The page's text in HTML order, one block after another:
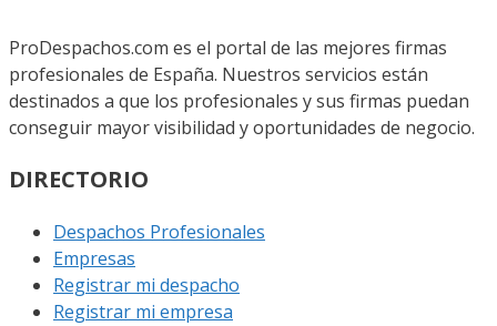
ProDespachos.com es el portal de las mejores firmas
profesionales de España. Nuestros servicios están
destinados a que los profesionales y sus firmas puedan
conseguir mayor visibilidad y oportunidades de negocio.
DIRECTORIO
Despachos Profesionales
Empresas
Registrar mi despacho
Registrar mi empresa